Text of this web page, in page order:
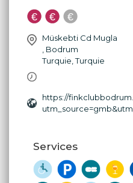
Müskebti Cd Mugla
Bodrum
Turquie ,Turquie
https://
Services